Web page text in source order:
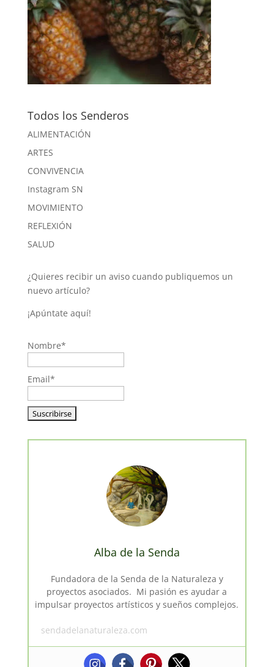
Todos los Senderos
ALIMENTACIÓN
ARTES
CONVIVENCIA
Instagram SN
MOVIMIENTO
REFLEXIÓN
SALUD
¿Quieres recibir un aviso cuando publiquemos un
nuevo artículo?
¡Apúntate aquí!
Nombre*
Email*
Alba de la Senda
Fundadora de la Senda de la Naturaleza y
proyectos asociados. Mi pasión es ayudar a
impulsar proyectos artísticos y sueños complejos.
sendadelanaturaleza.com